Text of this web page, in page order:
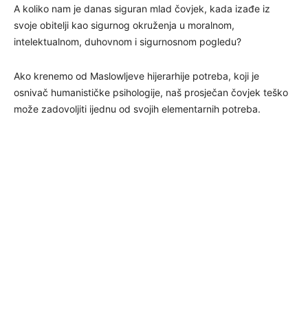
A koliko nam je danas siguran mlad čovjek, kada izađe iz
svoje obitelji kao sigurnog okruženja u moralnom,
intelektualnom, duhovnom i sigurnosnom pogledu?
Ako krenemo od Maslowljeve hijerarhije potreba, koji je
osnivač humanističke psihologije, naš prosječan čovjek teško
može zadovoljiti ijednu od svojih elementarnih potreba.